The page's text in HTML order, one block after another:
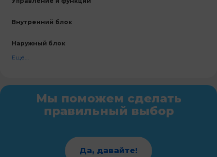
Внутренний блок
Наружный блок
Ещё...
Мы поможем сделать
правильный выбор
Да, давайте!